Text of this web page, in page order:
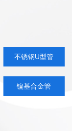
不锈钢U型管
镍基合金管